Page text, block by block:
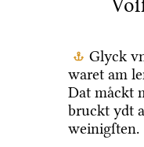
Glyck
waret am
Dat maͤckt
bruckt ydt
weinigſten.